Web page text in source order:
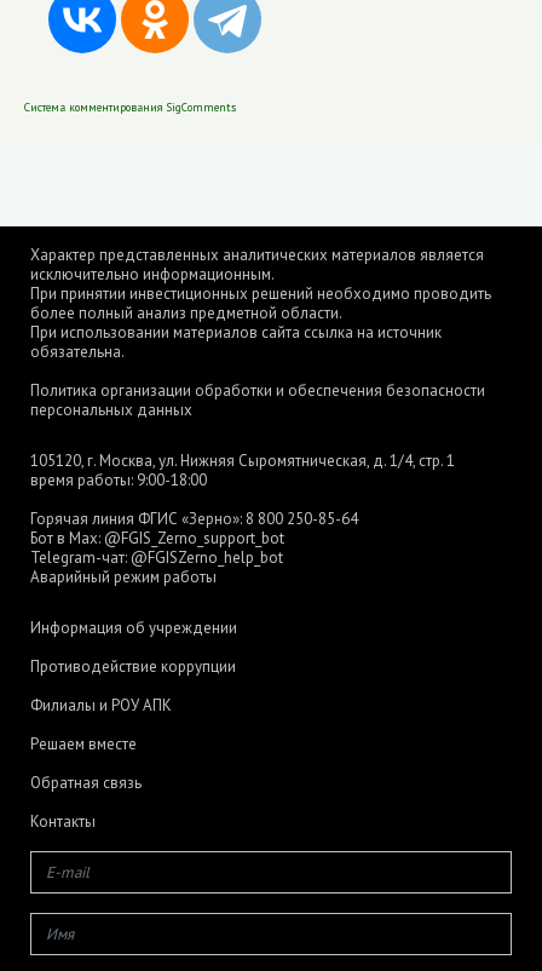
Система комментирования SigComments
Характер представленных аналитических материалов является
исключительно информационным.
При принятии инвестиционных решений необходимо проводить
более полный анализ предметной области.
При использовании материалов сайта ссылка на источник
обязательна.
Политика организации обработки и обеспечения безопасности
персональных данных
105120, г. Москва, ул. Нижняя Сыромятническая, д. 1/4, стр. 1
время работы: 9:00-18:00
Горячая линия ФГИС «Зерно»: 8 800 250-85-64
Бот в Max: @FGIS_Zerno_support_bot
Telegram-чат: @FGISZerno_help_bot
Аварийный режим работы
Информация об учреждении
Противодействие коррупции
Филиалы и РОУ АПК
Решаем вместе
Обратная связь
Контакты